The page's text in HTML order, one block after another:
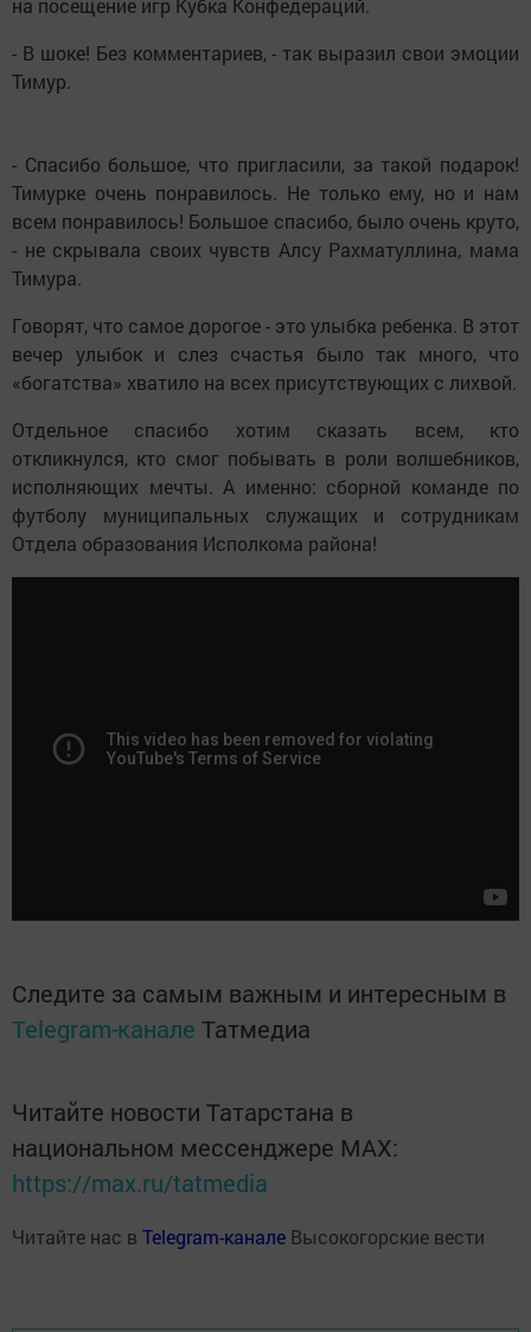
на посещение игр Кубка Конфедераций.
- В шоке! Без комментариев, - так выразил свои эмоции
Тимур.
- Спасибо большое, что пригласили, за такой подарок!
Тимурке очень понравилось. Не только ему, но и нам
всем понравилось! Большое спасибо, было очень круто,
- не скрывала своих чувств Алсу Рахматуллина, мама
Тимура.
Говорят, что самое дорогое - это улыбка ребенка. В этот
вечер улыбок и слез счастья было так много, что
«богатства» хватило на всех присутствующих с лихвой.
Отдельное спасибо хотим сказать всем, кто
откликнулся, кто смог побывать в роли волшебников,
исполняющих мечты. А именно: сборной команде по
футболу муниципальных служащих и сотрудникам
Отдела образования Исполкома района!
Следите за самым важным и интересным в
Telegram-канале Татмедиа
Читайте новости Татарстана в
национальном мессенджере MАХ:
https://max.ru/tatmedia
Читайте нас в Telegram-канале Высокогорские вести